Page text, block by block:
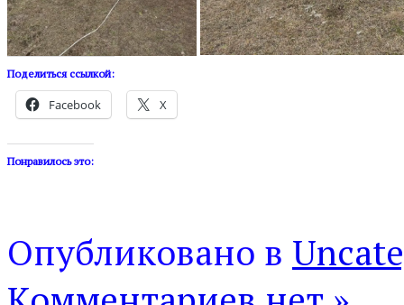
Поделиться ссылкой:
Facebook X
Понравилось это:
Опубликовано в